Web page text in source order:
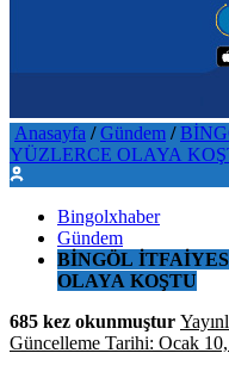
Anasayfa / Gündem /
YÜZLERCE OLAYA
Bingolxhaber
Gündem
BİNGÖL
OLAYA KOŞTU
685 kez okunmuştur
Güncelleme Tarihi: